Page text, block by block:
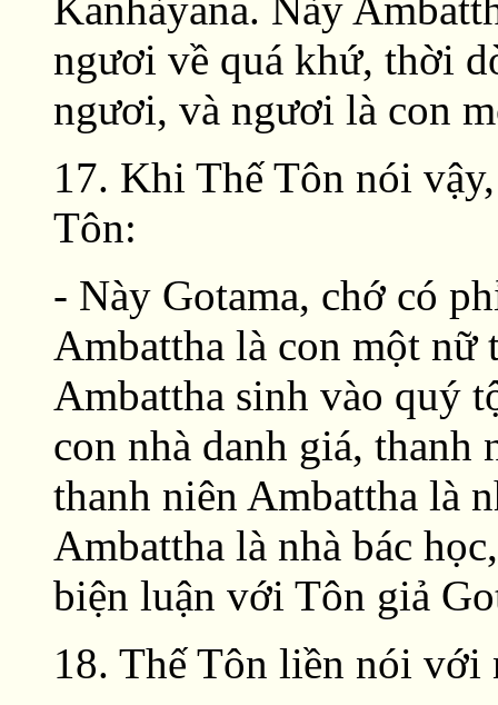
ngươi về quá khứ, thời
ngươi, và ngươi là con
17. Khi Thế Tôn nói
Tôn:
- Này Gotama, chớ có
Ambattha là con một nữ
Ambattha sinh vào quý
con nhà danh giá, thanh
thanh niên Ambattha là
Ambattha là nhà bác
biện luận với Tôn giả
18. Thế Tôn liền nói với